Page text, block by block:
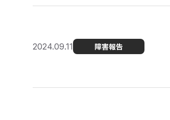
2024.09.11 障害報告